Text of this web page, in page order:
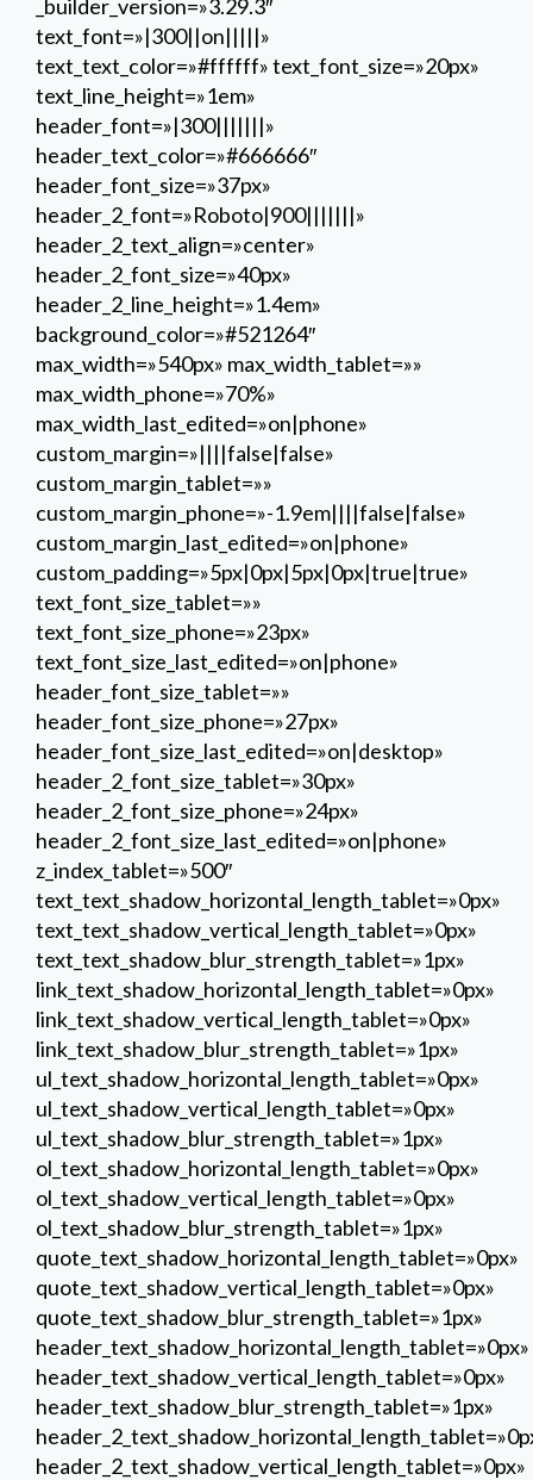
_builder_version=»3.29.3″
text_font=»|300||on|||||»
text_text_color=»#ffffff» text_font_size=»20px»
text_line_height=»1em»
header_font=»|300|||||||»
header_text_color=»#666666″
header_font_size=»37px»
header_2_font=»Roboto|900|||||||»
header_2_text_align=»center»
header_2_font_size=»40px»
header_2_line_height=»1.4em»
background_color=»#521264″
max_width=»540px» max_width_tablet=»»
max_width_phone=»70%»
max_width_last_edited=»on|phone»
custom_margin=»||||false|false»
custom_margin_tablet=»»
custom_margin_phone=»-1.9em||||false|false»
custom_margin_last_edited=»on|phone»
custom_padding=»5px|0px|5px|0px|true|true»
text_font_size_tablet=»»
text_font_size_phone=»23px»
text_font_size_last_edited=»on|phone»
header_font_size_tablet=»»
header_font_size_phone=»27px»
header_font_size_last_edited=»on|desktop»
header_2_font_size_tablet=»30px»
header_2_font_size_phone=»24px»
header_2_font_size_last_edited=»on|phone»
z_index_tablet=»500″
text_text_shadow_horizontal_length_tablet=»0px»
text_text_shadow_vertical_length_tablet=»0px»
text_text_shadow_blur_strength_tablet=»1px»
link_text_shadow_horizontal_length_tablet=»0px»
link_text_shadow_vertical_length_tablet=»0px»
link_text_shadow_blur_strength_tablet=»1px»
ul_text_shadow_horizontal_length_tablet=»0px»
ul_text_shadow_vertical_length_tablet=»0px»
ul_text_shadow_blur_strength_tablet=»1px»
ol_text_shadow_horizontal_length_tablet=»0px»
ol_text_shadow_vertical_length_tablet=»0px»
ol_text_shadow_blur_strength_tablet=»1px»
quote_text_shadow_horizontal_length_tablet=»0px»
quote_text_shadow_vertical_length_tablet=»0px»
quote_text_shadow_blur_strength_tablet=»1px»
header_text_shadow_horizontal_length_tablet=»0px»
header_text_shadow_vertical_length_tablet=»0px»
header_text_shadow_blur_strength_tablet=»1px»
header_2_text_shadow_vertical_length_tablet=»0px»